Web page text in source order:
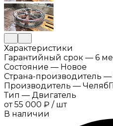
Характеристики
Гарантийный срок — 6
Состояние — Новое
Страна-производитель —
Производитель —
Тип — Двигатель
от 55 000 ₽ / шт
В наличии